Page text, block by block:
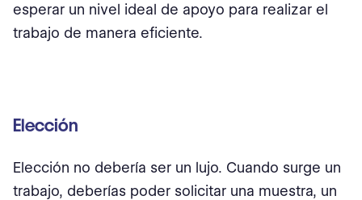
esperar un nivel ideal de apoyo para realizar el
trabajo de manera eficiente.
Elección
Elección no debería ser un lujo. Cuando surge un
trabajo, deberías poder solicitar una muestra, un